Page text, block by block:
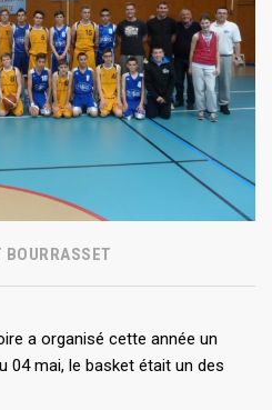
BOURRASSET
a organisé cette année un
04 mai, le basket était un des